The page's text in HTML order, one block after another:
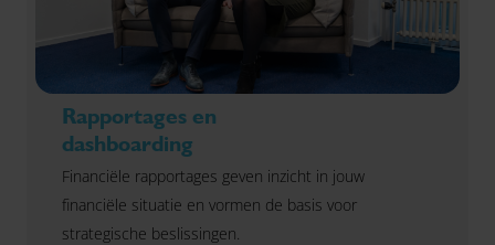
Rapportages en
dashboarding
Financiële rapportages geven inzicht in jouw
financiële situatie en vormen de basis voor
strategische beslissingen.